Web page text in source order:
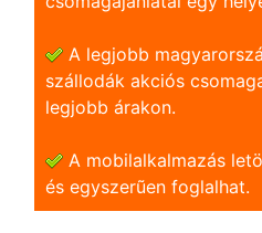
A legjobb
szállodák akciós
legjobb árakon.
A mobilalkalmazás
és egyszerũen foglalhat.